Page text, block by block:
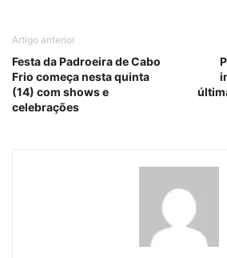
Artigo anterior
Festa da Padroeira de Cabo
Frio começa nesta quinta
(14) com shows e
celebrações